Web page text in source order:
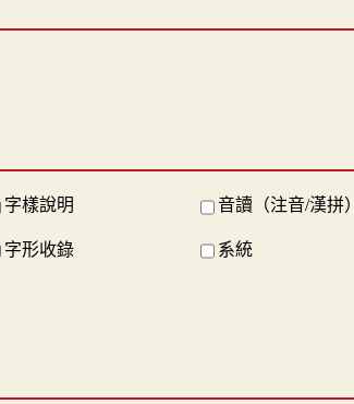
字樣說明 音讀（注音/漢拼）
字形收錄 系統